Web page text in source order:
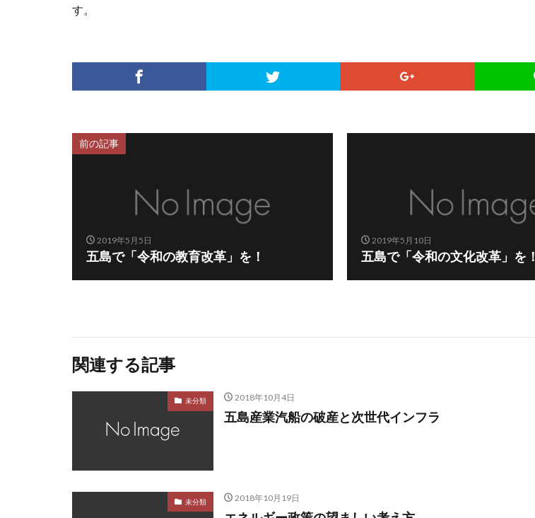
す。
前の記事
2019年5月5日
五島で「令和の教育改革」を！
2019年5月10日
五島で「令和の文化改革」を！
関連する記事
未分類 2018年10月4日
五島産業汽船の破産と次世代インフラ
未分類 2018年10月19日